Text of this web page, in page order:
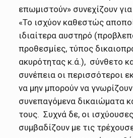
επωμιστούν» συνεχίζουν
«Το ισχύον καθεστώς
ιδιαίτερα αυστηρό
προθεσμίες, τύπος
ακυρότητας κ.ά.), σύνθετο
συνέπεια οι περισσότεροι
να μην μπορούν να
συνεπαγόμενα δικαιώματα
τους. Συχνά δε, οι
συμβαδίζουν με τις